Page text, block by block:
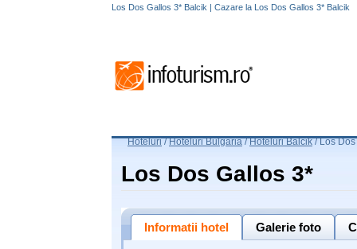
Los Dos Gallos 3* Balcik | Cazare la Los Dos Gallos 3* Balcik
Hoteluri /Hoteluri Bulgaria/Hoteluri Balcik/Los
Los Dos Gallos 3*
Informatii hotel Galerie foto